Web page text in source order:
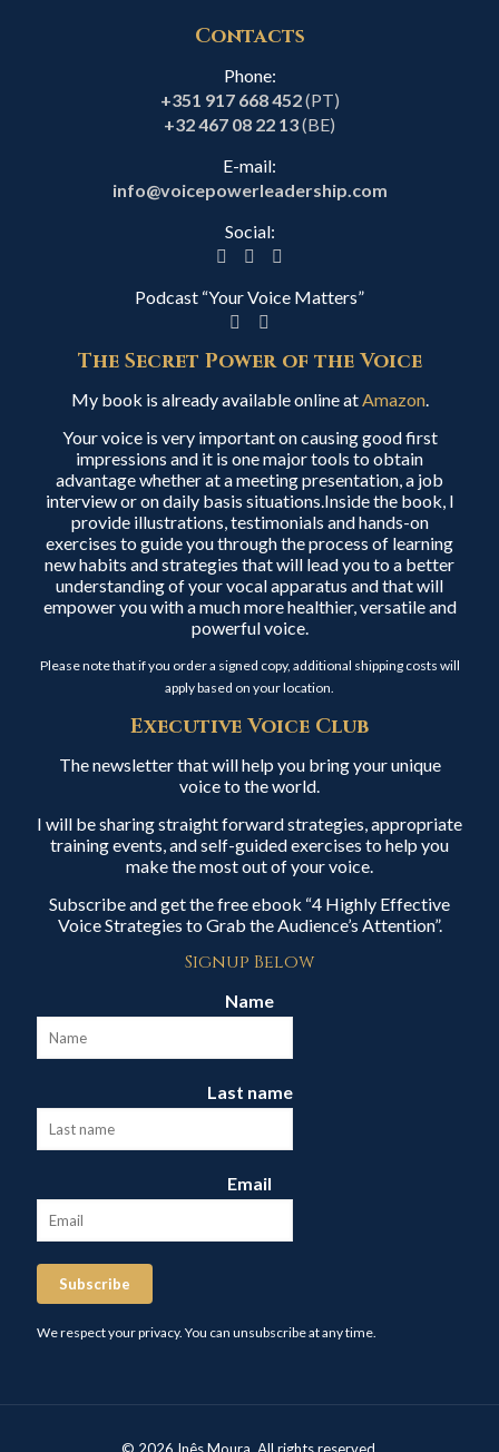
Contacts
Phone:
+351 917 668 452(PT)
+32 467 08 22 13(BE)
E-mail:
info@voicepowerleadership.com
Social:
Podcast “Your Voice Matters”
The Secret Power of the Voice
My book is already available online atAmazon.
Your voice is very important on causing good first
impressions and it is one major tools to obtain
advantage whether at a meeting presentation, a job
interview or on daily basis situations.Inside the book, I
provide illustrations, testimonials and hands-on
exercises to guide you through the process of learning
new habits and strategies that will lead you to a better
understanding of your vocal apparatus and that will
empower you with a much more healthier, versatile and
powerful voice.
Please note that if you order a signed copy, additional shipping costs will
apply based on your location.
Executive Voice Club
The newsletter that will help you bring your unique
voice to the world.
I will be sharing straight forward strategies, appropriate
training events, and self-guided exercises to help you
make the most out of your voice.
Subscribe and get the free ebook “4 Highly Effective
Voice Strategies to Grab the Audience’s Attention”.
Signup Below
Name
Last name
Email
Subscribe
We respect your privacy. You can unsubscribe at any time.